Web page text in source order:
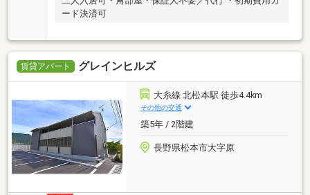
ード決済可
賃貸アパート グレインヒルズ
大糸線 北松本駅 徒歩4.4km
その他の交通
築5年 / 2階建
長野県松本市大字原